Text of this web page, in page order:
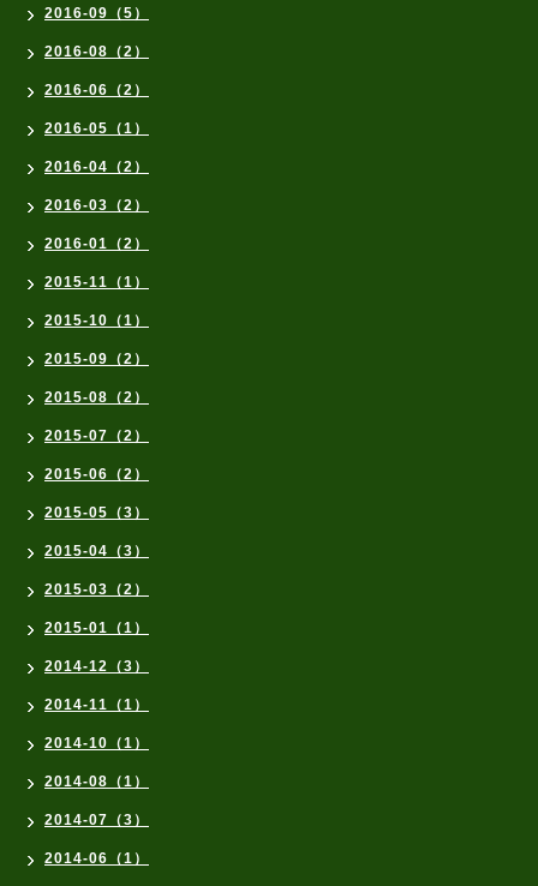
2016-09（5）
2016-08（2）
2016-06（2）
2016-05（1）
2016-04（2）
2016-03（2）
2016-01（2）
2015-11（1）
2015-10（1）
2015-09（2）
2015-08（2）
2015-07（2）
2015-06（2）
2015-05（3）
2015-04（3）
2015-03（2）
2015-01（1）
2014-12（3）
2014-11（1）
2014-10（1）
2014-08（1）
2014-07（3）
2014-06（1）